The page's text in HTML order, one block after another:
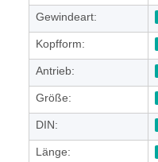
Gewindeart:
Kopfform:
Antrieb:
Größe:
DIN:
Länge: